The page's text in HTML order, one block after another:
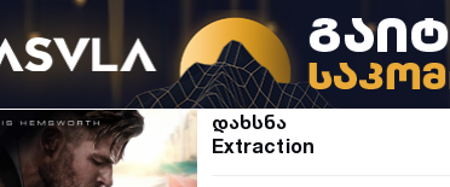
დახსნა
Extraction